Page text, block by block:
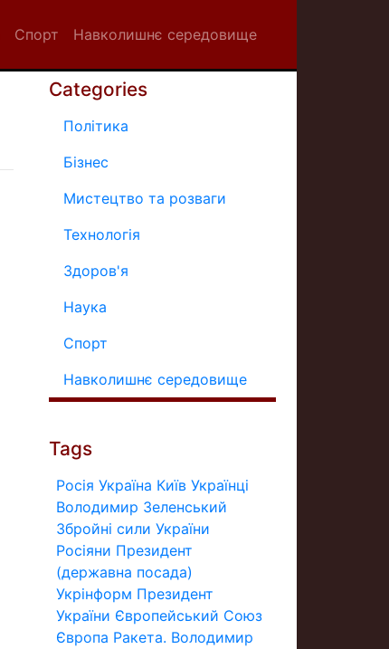
Спорт Навколишнє середовище
Categories
Політика
Бізнес
Мистецтво та розваги
Технологія
Здоров'я
Наука
Спорт
Навколишнє середовище
Tags
Росія Україна Київ Українці
Володимир Зеленський
Збройні сили України
Росіяни Президент
(державна посада)
Укрінформ Президент
України Європейський Союз
Європа Ракета. Володимир